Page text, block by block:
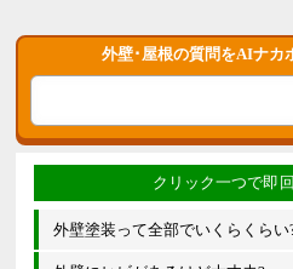
外壁･屋根の質問をAIナカ
外壁塗装って全部でいくらくらい